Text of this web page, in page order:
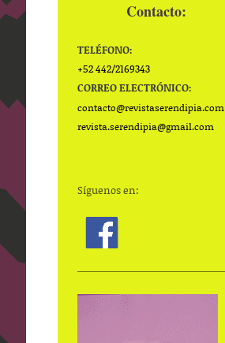
Contacto:
TELÉFONO:
+52 442/2169343
CORREO ELECTRÓNICO:
contacto@revistaserendipia.com
revista.serendipia@gmail.com
Síguenos en: